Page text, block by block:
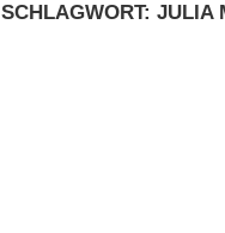
Leben
SCHLAGWORT: JULIA